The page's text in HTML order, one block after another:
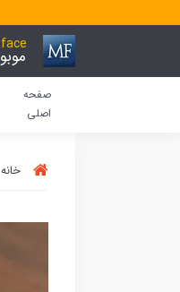
face
موبو
صفحه
اصلی
خانه